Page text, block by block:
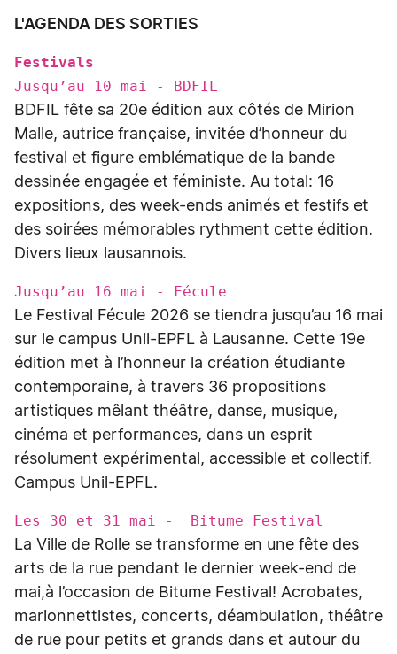
L'AGENDA DES SORTIES
Festivals
Jusqu’au 10 mai - BDFIL
BDFIL fête sa 20e édition aux côtés de Mirion
Malle, autrice française, invitée d’honneur du
festival et figure emblématique de la bande
dessinée engagée et féministe. Au total: 16
expositions, des week-ends animés et festifs et
des soirées mémorables rythment cette édition.
Divers lieux lausannois.
Jusqu’au 16 mai - Fécule
Le Festival Fécule 2026 se tiendra jusqu’au 16 mai
sur le campus Unil-EPFL à Lausanne. Cette 19e
édition met à l’honneur la création étudiante
contemporaine, à travers 36 propositions
artistiques mêlant théâtre, danse, musique,
cinéma et performances, dans un esprit
résolument expérimental, accessible et collectif.
Campus Unil-EPFL.
Les 30 et 31 mai - Bitume Festival
La Ville de Rolle se transforme en une fête des
arts de la rue pendant le dernier week-end de
mai,à l’occasion de Bitume Festival! Acrobates,
marionnettistes, concerts, déambulation, théâtre
de rue pour petits et grands dans et autour du